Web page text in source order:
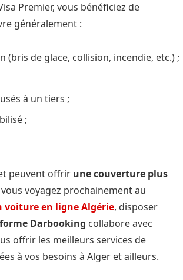
Premier, vous bénéficiez de
généralement :
(bris de glace, collision, incendie, etc.) ;
à un tiers ;
;
peuvent offrir une couverture plus
voyagez prochainement au
voiture en ligne Algérie, disposer
Darbooking collabore avec
offrir les meilleurs services de
à vos besoins à Alger et ailleurs.